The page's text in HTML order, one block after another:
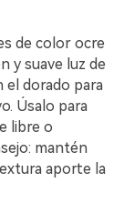
de color ocre
y suave luz de
el dorado para
Úsalo para
libre o
mantén
aporte la